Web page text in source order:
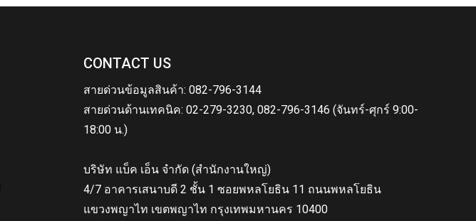
CONTACT US
สายด่วนข้อมูลสินค้า: 082-796-3144
สายด่วนด้านเทคนิค: 02-279-3230, 082-796-3146 (จันทร์-ศุกร์ 9:00-
18:00 น.)
บริษัท แบ็ค เอ็น จำกัด (สำนักงานใหญ่)
4/7 อาคารเสนาบดี 2 ชั้น 1 ซอยพหลโยธิน 11 ถนนพหลโยธิน
แขวงพญาไท เขตพญาไท กรุงเทพมหานคร 10400